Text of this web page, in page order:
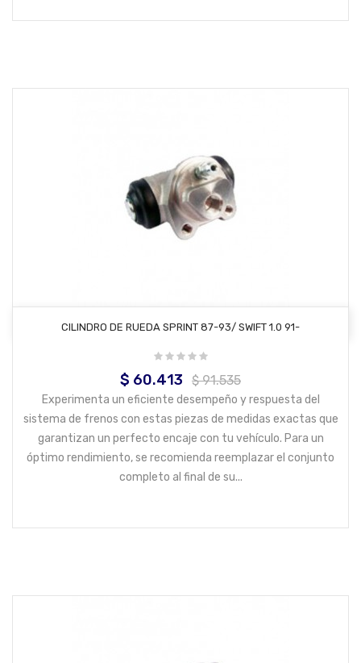
AÑADIR AL CARRITO
CILINDRO DE RUEDA SPRINT 87-93/ SWIFT 1.0 91-
Precio
$ 60.413
Precio
base
$ 91.535
Experimenta un eficiente desempeño y respuesta del
sistema de frenos con estas piezas de medidas exactas que
garantizan un perfecto encaje con tu vehículo. Para un
óptimo rendimiento, se recomienda reemplazar el conjunto
completo al final de su...